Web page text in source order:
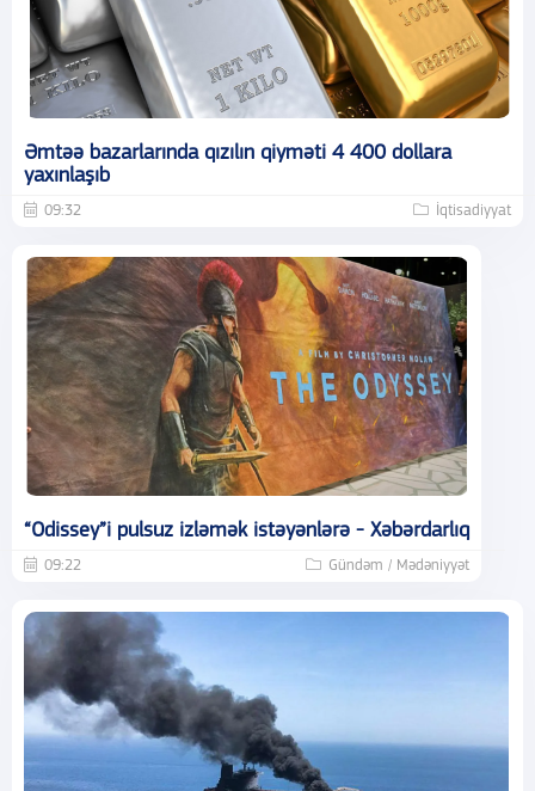
Əmtəə bazarlarında qızılın qiyməti 4 400 dollara
yaxınlaşıb
09:32 İqtisadiyyat
“Odissey”i pulsuz izləmək istəyənlərə - Xəbərdarlıq
09:22 Gündəm / Mədəniyyət